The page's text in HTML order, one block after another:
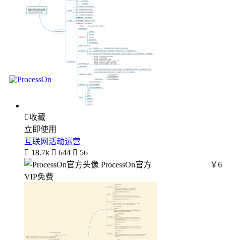
收藏
立即使用
互联网活动运营
 18.7k  644  56
ProcessOn官方
￥6
VIP免费